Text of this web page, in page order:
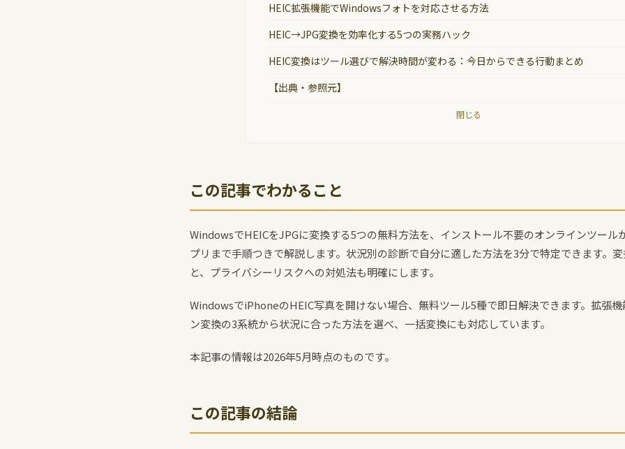
HEIC拡張機能でWindowsフォトを対応させる方法
HEIC→JPG変換を効率化する5つの実務ハック
HEIC変換はツール選びで解決時間が変わる：今日からできる行動まとめ
【出典・参照元】
閉じる
この記事でわかること
WindowsでHEICをJPGに変換する5つの無料方法を、インストール不要のオンラインツール
プリまで手順つきで解説します。状況別の診断で自分に適した方法を3分で特定できます。
と、プライバシーリスクへの対処法も明確にします。
WindowsでiPhoneのHEIC写真を開けない場合、無料ツール5種で即日解決できます。拡張
ン変換の3系統から状況に合った方法を選べ、一括変換にも対応しています。
本記事の情報は2026年5月時点のものです。
この記事の結論